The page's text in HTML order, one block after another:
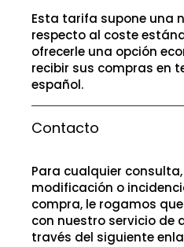
Esta tarifa supone una
respecto al coste
ofrecerle una opción
recibir sus compras en
español.
Contacto
Para cualquier
modificación o
compra, le rogamos
con nuestro servicio de
través del siguiente